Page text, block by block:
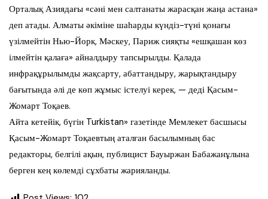
Орталық Азиядағы «сәні мен салтанаты жарасқан жаңа астана»
деп атады. Алматы әкіміне шаһарды күндіз-түні қонағы
үзілмейтін Нью-Йорк, Мәскеу, Париж сияқты «ешқашан көз
ілмейтін қалаға» айналдыру тапсырылды. Қалада
инфрақұрылымды жақсарту, абаттандыру, жарықтандыру
бағытында әлі де көп жұмыс істелуі керек, — деді Қасым-
Жомарт Тоқаев.
Айта кетейік, бүгін Turkistan» газетінде Мемлекет басшысы
Қасым-Жомарт Тоқаевтың аталған басылымның бас
редакторы, белгілі ақын, публицист Бауыржан Бабажанұлына
берген кең көлемді сұхбаты жарияланды.